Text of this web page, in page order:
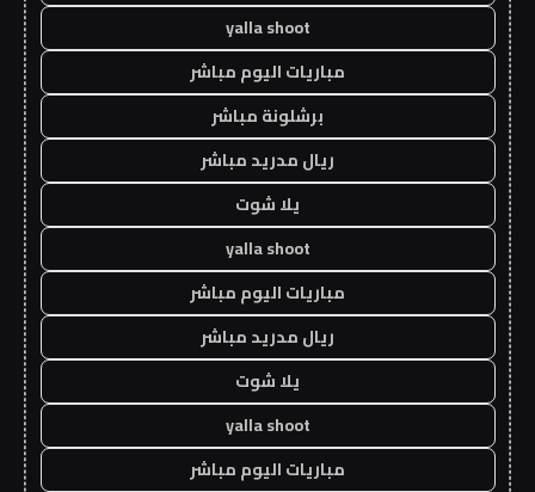
yalla shoot
مباريات اليوم مباشر
برشلونة مباشر
ريال مدريد مباشر
يلا شوت
yalla shoot
مباريات اليوم مباشر
ريال مدريد مباشر
يلا شوت
yalla shoot
مباريات اليوم مباشر